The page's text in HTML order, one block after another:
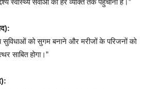
स्वास्थ्य सेवाओं को हर व्यक्ति तक पहुंचाना है।”
सुविधाओं को सुगम बनाने और मरीजों के परिजनों को
साबित होगा।”